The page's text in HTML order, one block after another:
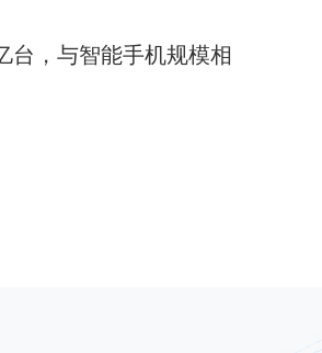
，与智能手机规模相